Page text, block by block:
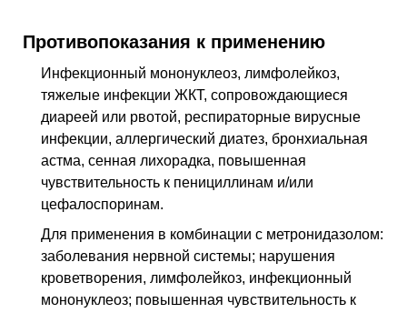
Противопоказания к применению
Инфекционный мононуклеоз, лимфолейкоз,
тяжелые инфекции ЖКТ, сопровождающиеся
диареей или рвотой, респираторные вирусные
инфекции, аллергический диатез, бронхиальная
астма, сенная лихорадка, повышенная
чувствительность к пенициллинам и/или
цефалоспоринам.
Для применения в комбинации с метронидазолом:
заболевания нервной системы; нарушения
кроветворения, лимфолейкоз, инфекционный
мононуклеоз; повышенная чувствительность к